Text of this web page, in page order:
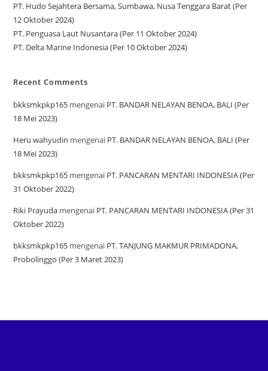
PT. Hudo Sejahtera Bersama, Sumbawa, Nusa Tenggara Barat (Per
12 Oktober 2024)
PT. Penguasa Laut Nusantara (Per 11 Oktober 2024)
PT. Delta Marine Indonesia (Per 10 Oktober 2024)
Recent Comments
bkksmkpkp165 mengenai PT. BANDAR NELAYAN BENOA, BALI (Per
18 Mei 2023)
Heru wahyudin mengenai PT. BANDAR NELAYAN BENOA, BALI (Per
18 Mei 2023)
bkksmkpkp165 mengenai PT. PANCARAN MENTARI INDONESIA (Per
31 Oktober 2022)
Riki Prayuda mengenai PT. PANCARAN MENTARI INDONESIA (Per 31
Oktober 2022)
bkksmkpkp165 mengenai PT. TANJUNG MAKMUR PRIMADONA,
Probolinggo (Per 3 Maret 2023)